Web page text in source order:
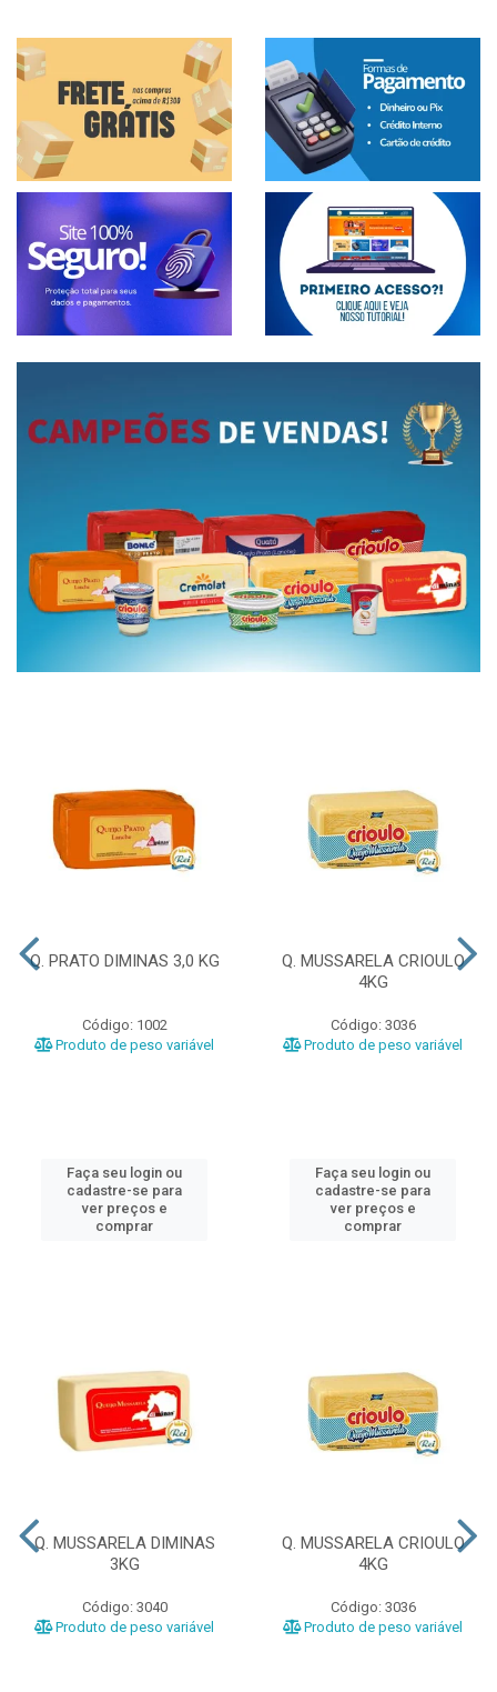
Q. PRATO DIMINAS 3,0 KG
Código: 1002
Produto de peso variável
Faça seu login ou
cadastre-se para
ver preços e
comprar
Q. MUSSARELA CRIOULO
4KG
Código: 3036
Produto de peso variável
Faça seu login ou
cadastre-se para
ver preços e
comprar
Q. MUSSARELA DIMINAS
3KG
Código: 3040
Produto de peso variável
Q. MUSSARELA CRIOULO
4KG
Código: 3036
Produto de peso variável